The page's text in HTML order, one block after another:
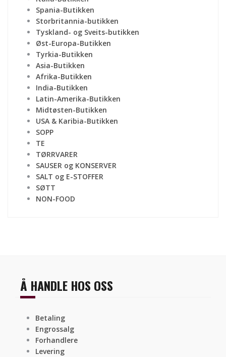
Spania-Butikken
Storbritannia-butikken
Tyskland- og Sveits-butikken
Øst-Europa-Butikken
Tyrkia-Butikken
Asia-Butikken
Afrika-Butikken
India-Butikken
Latin-Amerika-Butikken
Midtøsten-Butikken
USA & Karibia-Butikken
SOPP
TE
TØRRVARER
SAUSER og KONSERVER
SALT og E-STOFFER
SØTT
NON-FOOD
Å HANDLE HOS OSS
Betaling
Engrossalg
Forhandlere
Levering